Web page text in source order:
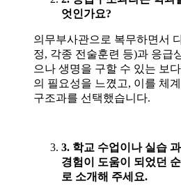
엇인가요?
의무부사관으로 복무하면서
정, 각종 전술훈련 등)과 응급
으나 생명을 구할 수 있는 보
의 필요성을 느꼈고, 이를 체
구조과를 선택했습니다.
3. 학교 수업이나 실습
경험이 도움이 되었던
로 소개해 주세요.